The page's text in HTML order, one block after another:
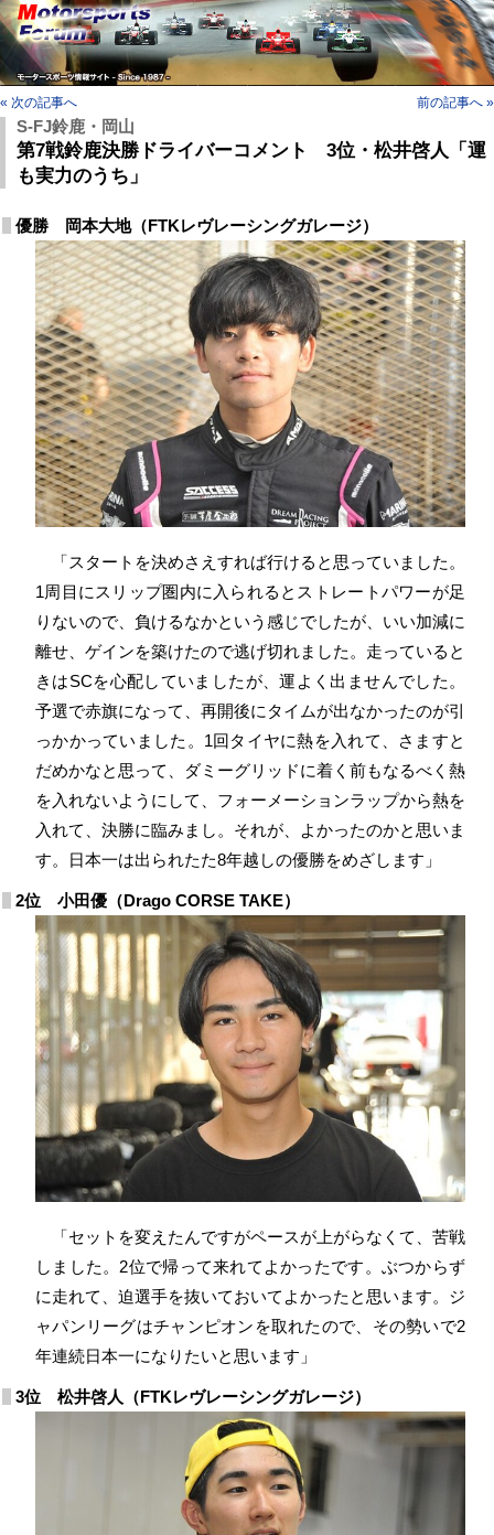
« 次の記事へ 前の記事へ »
S-FJ鈴鹿・岡山
第7戦鈴鹿決勝ドライバーコメント 3位・松井啓人「運
も実力のうち」
優勝 岡本大地（FTKレヴレーシングガレージ）
「スタートを決めさえすれば行けると思っていました。
1周目にスリップ圏内に入られるとストレートパワーが足
りないので、負けるなかという感じでしたが、いい加減に
離せ、ゲインを築けたので逃げ切れました。走っていると
きはSCを心配していましたが、運よく出ませんでした。
予選で赤旗になって、再開後にタイムが出なかったのが引
っかかっていました。1回タイヤに熱を入れて、さますと
だめかなと思って、ダミーグリッドに着く前もなるべく熱
を入れないようにして、フォーメーションラップから熱を
入れて、決勝に臨みまし。それが、よかったのかと思いま
す。日本一は出られたた8年越しの優勝をめざします」
2位 小田優（Drago CORSE TAKE）
「セットを変えたんですがペースが上がらなくて、苦戦
しました。2位で帰って来れてよかったです。ぶつからず
に走れて、迫選手を抜いておいてよかったと思います。ジ
ャパンリーグはチャンピオンを取れたので、その勢いで2
年連続日本一になりたいと思います」
3位 松井啓人（FTKレヴレーシングガレージ）